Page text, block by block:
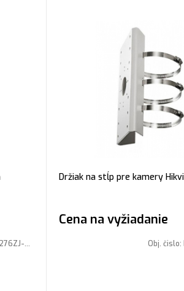
SUS
Držiak na stĺp pre kamery
Cena na vyžiadanie
Obj. čislo: